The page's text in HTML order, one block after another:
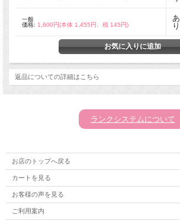
一般
価格: 1,600円(本体 1,455円、税 145円)
あ
り
返品についての詳細はこちら
ランクシステムについて
お店のトップへ戻る
カートを見る
お客様の声を見る
ご利用案内